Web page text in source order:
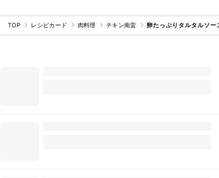
TOP レシピカード 肉料理 チキン南蛮 卵たっぷりタルタルソー